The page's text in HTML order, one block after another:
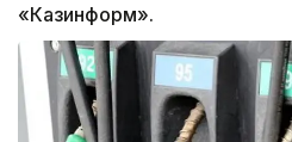
«Казинформ».